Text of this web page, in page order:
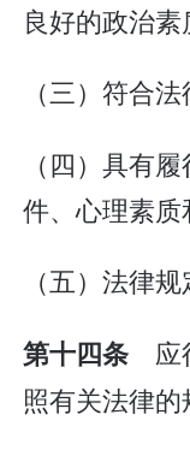
良好的政治素
（三）符合
（四）具有
件、心理素质
（五）法律
第十四条 应
照有关法律的